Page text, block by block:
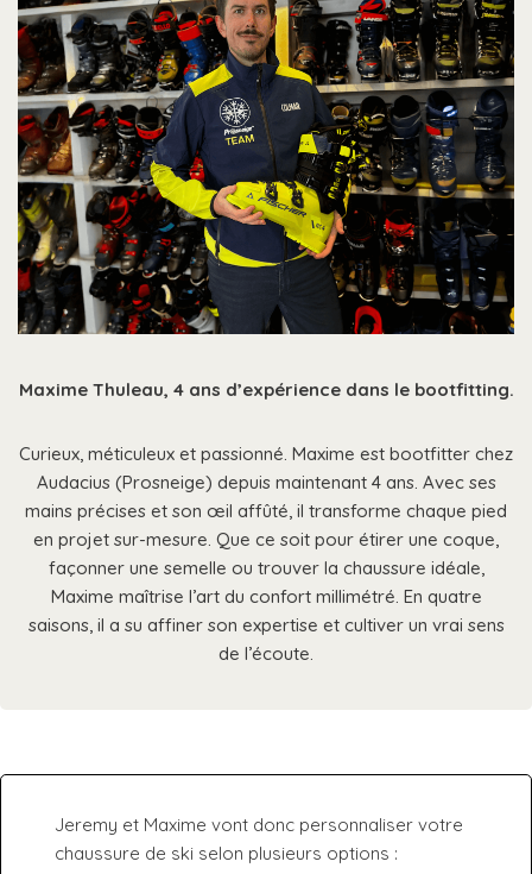
Maxime Thuleau, 4 ans d’expérience dans le bootfitting.
Curieux, méticuleux et passionné. Maxime est bootfitter chez
Audacius (Prosneige) depuis maintenant 4 ans. Avec ses
mains précises et son œil affûté, il transforme chaque pied
en projet sur-mesure. Que ce soit pour étirer une coque,
façonner une semelle ou trouver la chaussure idéale,
Maxime maîtrise l’art du confort millimétré. En quatre
saisons, il a su affiner son expertise et cultiver un vrai sens
de l’écoute.
Jeremy et Maxime vont donc personnaliser votre
chaussure de ski selon plusieurs options :